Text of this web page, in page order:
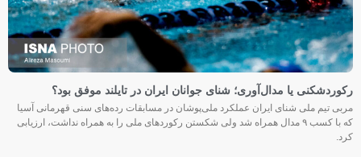
رکوردشکنی یا مدال‌آوری؛ شنای جوانان ایران در تایلند موفق بود؟
مربی تیم ملی شنای ایران عملکرد ملی‌پوشان در مسابقات رده‌های سنی قهرمانی آسیا
که با کسب ۹ مدال همراه شد ولی شکستن رکوردهای ملی را به همراه نداشت، ارزیابی
کرد.